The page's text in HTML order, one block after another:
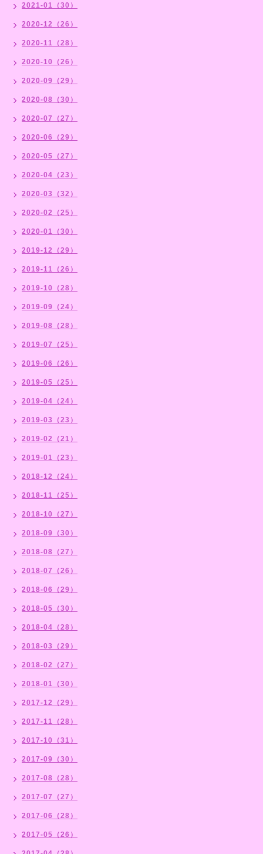
2021-01（30）
2020-12（26）
2020-11（28）
2020-10（26）
2020-09（29）
2020-08（30）
2020-07（27）
2020-06（29）
2020-05（27）
2020-04（23）
2020-03（32）
2020-02（25）
2020-01（30）
2019-12（29）
2019-11（26）
2019-10（28）
2019-09（24）
2019-08（28）
2019-07（25）
2019-06（26）
2019-05（25）
2019-04（24）
2019-03（23）
2019-02（21）
2019-01（23）
2018-12（24）
2018-11（25）
2018-10（27）
2018-09（30）
2018-08（27）
2018-07（26）
2018-06（29）
2018-05（30）
2018-04（28）
2018-03（29）
2018-02（27）
2018-01（30）
2017-12（29）
2017-11（28）
2017-10（31）
2017-09（30）
2017-08（28）
2017-07（27）
2017-06（28）
2017-05（26）